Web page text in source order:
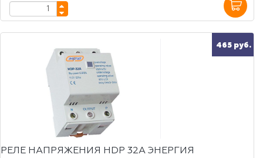
465 руб.
РЕЛЕ НАПРЯЖЕНИЯ HDP 32А ЭНЕРГИЯ